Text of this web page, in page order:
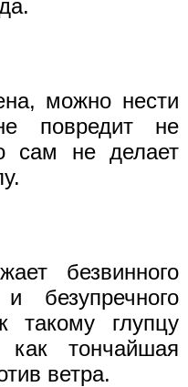
можно нести
повредит не
сам не делает
безвинного
безупречного
такому глупцу
как тончайшая
ветра.